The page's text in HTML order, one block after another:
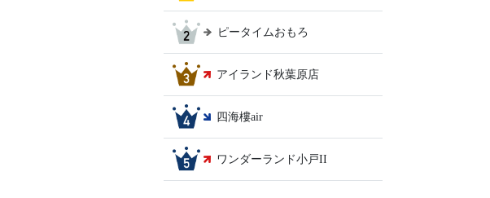
ピータイムおもろ
アイランド秋葉原店
四海樓air
ワンダーランド小戸II